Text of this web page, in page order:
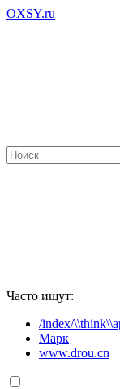
OXSY.ru
Часто ищут:
/index/
Марк
www.drou.cn